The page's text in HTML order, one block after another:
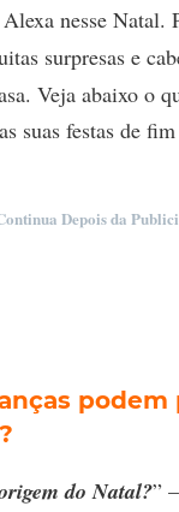
nesse Natal.
surpresas e
Veja abaixo o
suas festas de
Depois da
do Natal?” –